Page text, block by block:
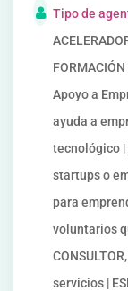
Tipo de
Apoyo a
ayuda a
tecnológico |
startups o
para
voluntarios
servicios |